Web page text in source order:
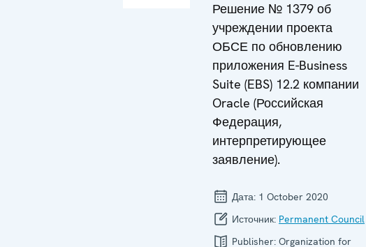
Решение № 1379 об
учреждении проекта
ОБСЕ по обновлению
приложения E-Business
Suite (EBS) 12.2 компании
Oracle (Российская
Федерация,
интерпретирующее
заявление).
Дата: 1 October 2020
Источник: Permanent Council
Publisher: Organization for